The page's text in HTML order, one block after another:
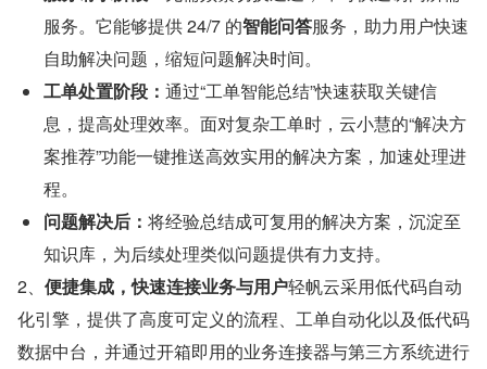
服务。它能够提供 24/7 的智能问答服务，助力用户快速
自助解决问题，缩短问题解决时间。
工单处置阶段： 通过“工单智能总结”快速获取关键信
息，提高处理效率。面对复杂工单时，云小慧的“解决方
案推荐”功能一键推送高效实用的解决方案，加速处理进
程。
问题解决后： 将经验总结成可复用的解决方案，沉淀至
知识库，为后续处理类似问题提供有力支持。
2、 便捷集成，快速连接业务与用户轻帆云采用低代码自动
化引擎，提供了高度可定义的流程、工单自动化以及低代码
数据中台，并通过开箱即用的业务连接器与第三方系统进行